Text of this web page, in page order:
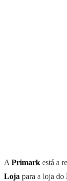
A Primark está a
Loja para a loja do